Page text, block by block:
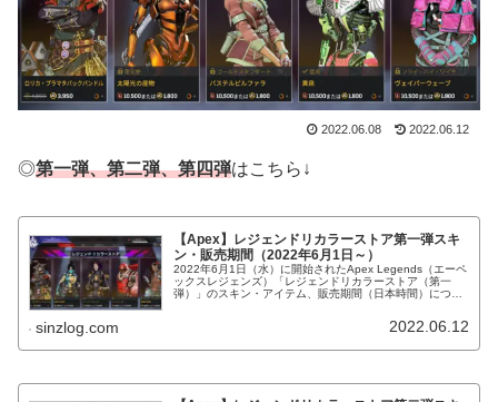
2022.06.08 2022.06.12
◎第一弾、第二弾、第四弾はこちら↓
【Apex】レジェンドリカラーストア第一弾スキ
ン・販売期間（2022年6月1日～）
2022年6月1日（水）に開始されたApex Legends（エーペ
ックスレジェンズ）「レジェンドリカラーストア（第一
弾）」のスキン・アイテム、販売期間（日本時間）につい
sinzlog.com 2022.06.12